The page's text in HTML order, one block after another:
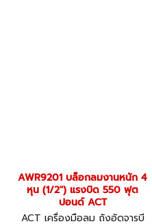
AWR9201 บล็อกลมงานหนัก 4
หุน (1/2") แรงบิด 550 ฟุต
ปอนด์ ACT
ACT เครื่องมือลม ถังอัดจารบี